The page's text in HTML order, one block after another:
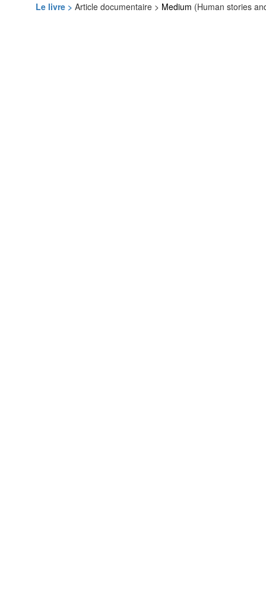
Le livre > Article documentaire > Medium (Human stories